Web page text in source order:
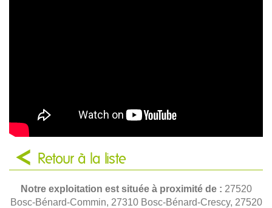
Retour à la liste
Notre exploitation est située à proximité de : 27520
Bosc-Bénard-Commin, 27310 Bosc-Bénard-Crescy, 27520